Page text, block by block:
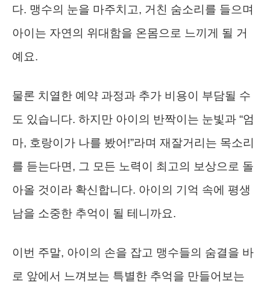
다. 맹수의 눈을 마주치고, 거친 숨소리를 들으며
아이는 자연의 위대함을 온몸으로 느끼게 될 거
예요.
물론 치열한 예약 과정과 추가 비용이 부담될 수
도 있습니다. 하지만 아이의 반짝이는 눈빛과 “엄
마, 호랑이가 나를 봤어!”라며 재잘거리는 목소리
를 듣는다면, 그 모든 노력이 최고의 보상으로 돌
아올 것이라 확신합니다. 아이의 기억 속에 평생
남을 소중한 추억이 될 테니까요.
이번 주말, 아이의 손을 잡고 맹수들의 숨결을 바
로 앞에서 느껴보는 특별한 추억을 만들어보는